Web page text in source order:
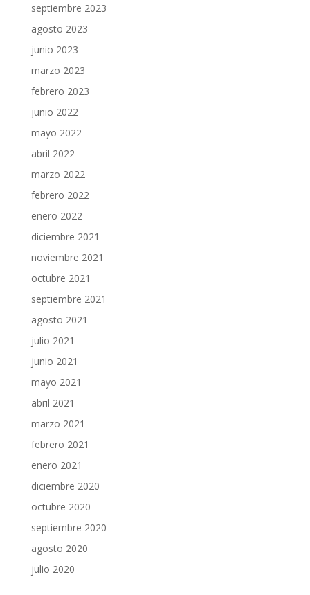
septiembre 2023
agosto 2023
junio 2023
marzo 2023
febrero 2023
junio 2022
mayo 2022
abril 2022
marzo 2022
febrero 2022
enero 2022
diciembre 2021
noviembre 2021
octubre 2021
septiembre 2021
agosto 2021
julio 2021
junio 2021
mayo 2021
abril 2021
marzo 2021
febrero 2021
enero 2021
diciembre 2020
octubre 2020
septiembre 2020
agosto 2020
julio 2020